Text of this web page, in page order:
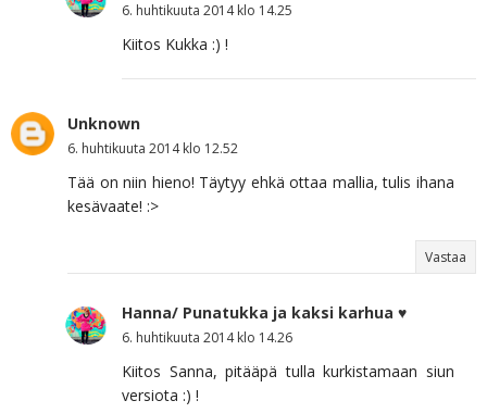
6. huhtikuuta 2014 klo 14.25
Kiitos Kukka :) !
Unknown
6. huhtikuuta 2014 klo 12.52
Tää on niin hieno! Täytyy ehkä ottaa mallia, tulis ihana
kesävaate! :>
Vastaa
Hanna/ Punatukka ja kaksi karhua ♥
6. huhtikuuta 2014 klo 14.26
Kiitos Sanna, pitääpä tulla kurkistamaan siun
versiota :) !